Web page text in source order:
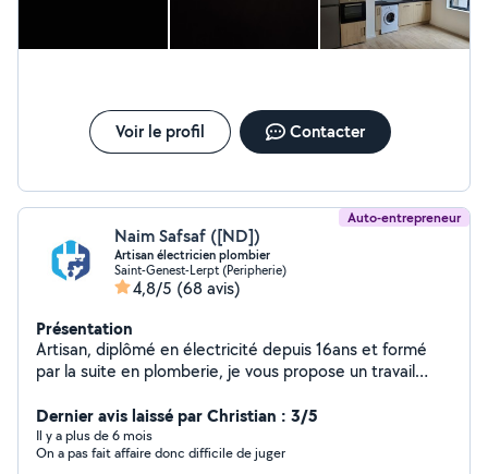
Voir le profil Contacter
Auto-entrepreneur
Naim Safsaf ([ND])
Artisan électricien plombier
Saint-Genest-Lerpt (Peripherie)
4,8/5 (68 avis)
Présentation
Artisan, diplômé en électricité depuis 16ans et formé
par la suite en plomberie, je vous propose un travail
bâtiment, tout type d' électricité domestique tertiaire,
Plomberie refection salle de bain complète toilette
etc... Je fait également tout type de carrelage,
Dernier avis laissé par Christian : 3/5
Il y a plus de 6 mois
On a pas fait affaire donc difficile de juger